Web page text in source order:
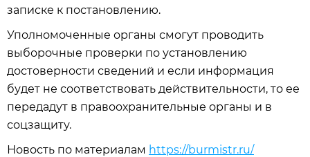
записке к постановлению.
Уполномоченные органы смогут проводить
выборочные проверки по установлению
достоверности сведений и если информация
будет не соответствовать действительности, то ее
передадут в правоохранительные органы и в
соцзащиту.
Новость по материалам https://burmistr.ru/